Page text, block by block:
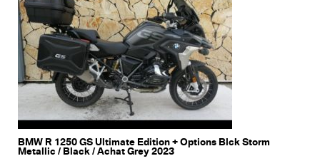
BMW R 1250 GS Ultimate Edition + Options Blck Storm
Metallic / Black / Achat Grey 2023